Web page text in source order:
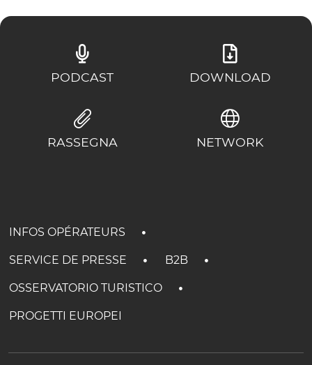
PODCAST DOWNLOAD
RASSEGNA NETWORK
INFOS OPÉRATEURS
SERVICE DE PRESSE B2B
OSSERVATORIO TURISTICO
PROGETTI EUROPEI